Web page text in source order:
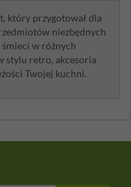
który przygotował dla
niezbędnych
śmieci w różnych
stylu retro, akcesoria
Twojej kuchni.